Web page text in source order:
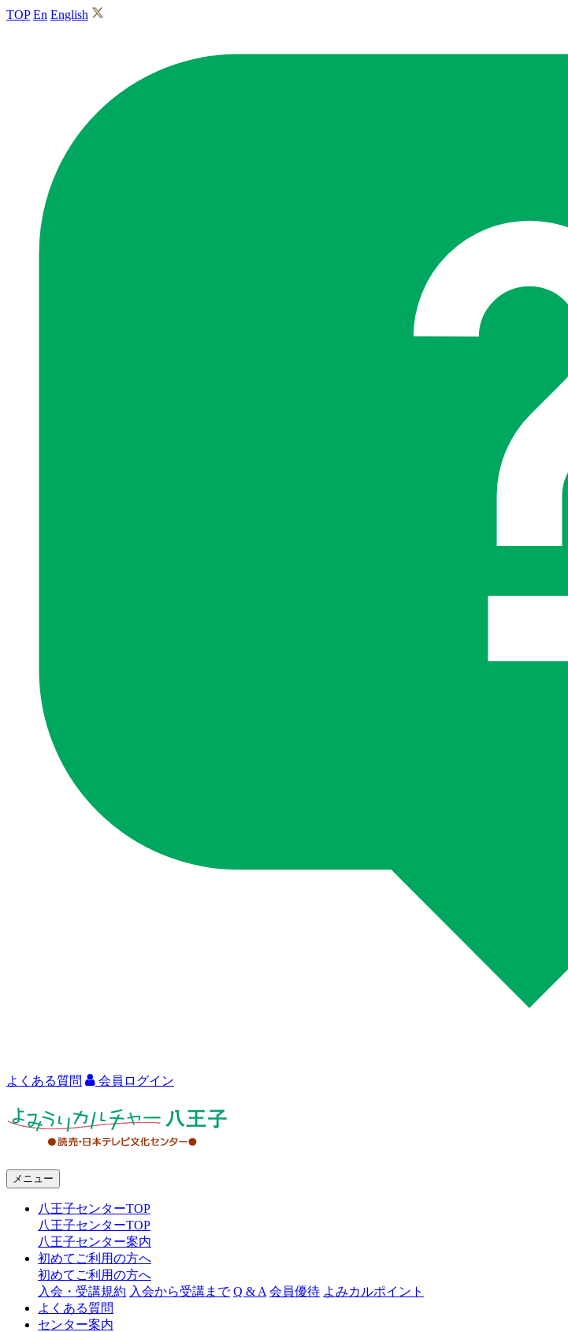
TOP En English
よくある質問 会員ログイン
ャ
メニュー
八王子センターTOP
八王子センターTOP
八王子センター案内
初めてご利用の方へ
初めてご利用の方へ
入会・受講規約 入会から受講まで Q & A 会員優待 よみカルポイント
よくある質問
センター案内